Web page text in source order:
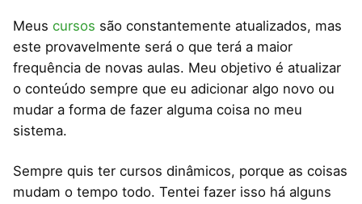
Meus cursos são constantemente atualizados, mas
este provavelmente será o que terá a maior
frequência de novas aulas. Meu objetivo é atualizar
o conteúdo sempre que eu adicionar algo novo ou
mudar a forma de fazer alguma coisa no meu
sistema.
Sempre quis ter cursos dinâmicos, porque as coisas
mudam o tempo todo. Tentei fazer isso há alguns